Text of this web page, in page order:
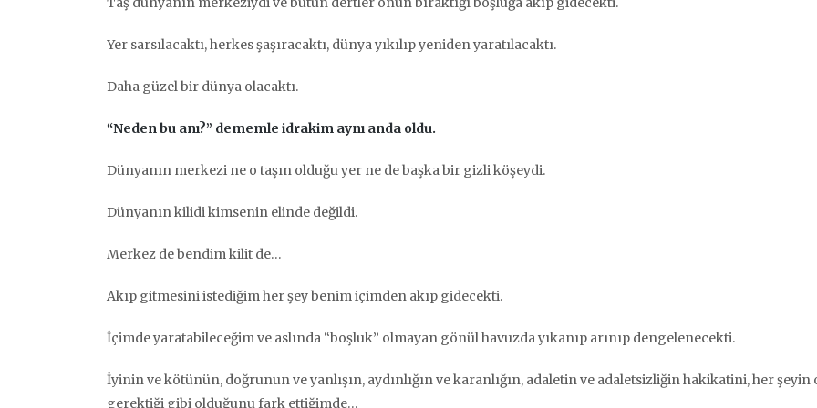
Yer sarsılacaktı, herkes şaşıracaktı, dünya yıkılıp yeniden yaratılacaktı.
Daha güzel bir dünya olacaktı.
“Neden bu anı?” dememle idrakim aynı anda oldu.
Dünyanın merkezi ne o taşın olduğu yer ne de başka bir gizli köşeydi.
Dünyanın kilidi kimsenin elinde değildi.
Merkez de bendim kilit de…
Akıp gitmesini istediğim her şey benim içimden akıp gidecekti.
İçimde yaratabileceğim ve aslında “boşluk” olmayan gönül havuzda yıkanıp arınıp dengelenecekti.
İyinin ve kötünün, doğrunun ve yanlışın, aydınlığın ve karanlığın, adaletin ve adaletsizliğin hakikatini, her şeyin
gerektiği gibi olduğunu fark ettiğimde…